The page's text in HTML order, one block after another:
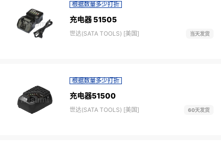
根据数量多少打折
充电器 51505
世达(SATA TOOLS) [美国] 当天发货
根据数量多少打折
充电器51500
世达(SATA TOOLS) [美国] 60天发货